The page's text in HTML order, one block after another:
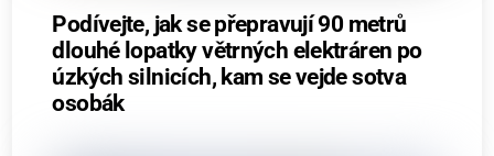
Podívejte, jak se přepravují 90 metrů
dlouhé lopatky větrných elektráren po
úzkých silnicích, kam se vejde sotva
osobák